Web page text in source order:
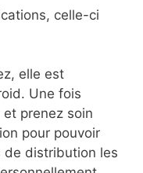
celle-ci
elle est
Une fois
prenez soin
pour pouvoir
de distribution les